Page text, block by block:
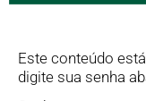
Este conteúdo
digite sua senha